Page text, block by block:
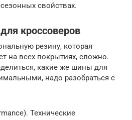
свойствах.
кроссоверов
резину, которая
на всех покрытиях, сложно.
какие же шины для
надо разобраться с
Технические